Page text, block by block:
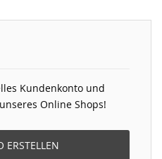
Kundenkonto und
Online Shops!
ERSTELLEN